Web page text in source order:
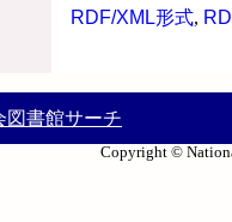
RDF/XML形式,
図書館サーチ
Copyright ©